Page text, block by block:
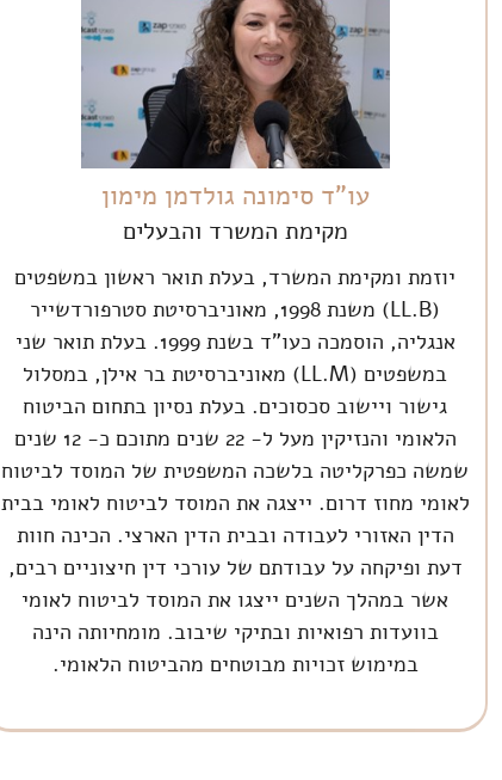
עו"ד סימונה גולדמן מימון
מקימת המשרד והבעלים
יוזמת ומקימת המשרד, בעלת תואר ראשון במשפטים
(LL.B) משנת 1998, מאוניברסיטת סטרפורדשייר
אנגליה, הוסמכה כעו"ד בשנת 1999. בעלת תואר שני
במשפטים (LL.M) מאוניברסיטת בר אילן, במסלול
גישור ויישוב סכסוכים. בעלת נסיון בתחום הביטוח
הלאומי והנזיקין מעל ל- 22 שנים מתוכם כ- 12 שנים
שמשה כפרקליטה בלשכה המשפטית של המוסד לביטוח
לאומי מחוז דרום. ייצגה את המוסד לביטוח לאומי בבית
הדין האזורי לעבודה ובבית הדין הארצי. הכינה חוות
דעת ופיקחה על עבודתם של עורכי דין חיצוניים רבים,
אשר במהלך השנים ייצגו את המוסד לביטוח לאומי
בוועדות רפואיות ובתיקי שיבוב. מומחיותה הינה
במימוש זכויות מבוטחים מהביטוח הלאומי.